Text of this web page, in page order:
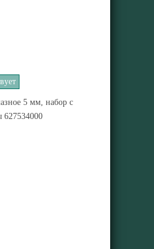
5 мм, набор с
627534000